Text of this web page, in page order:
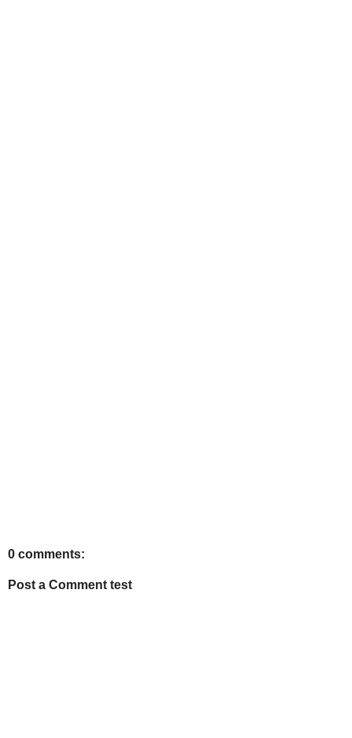
0 comments:
Post a Comment test